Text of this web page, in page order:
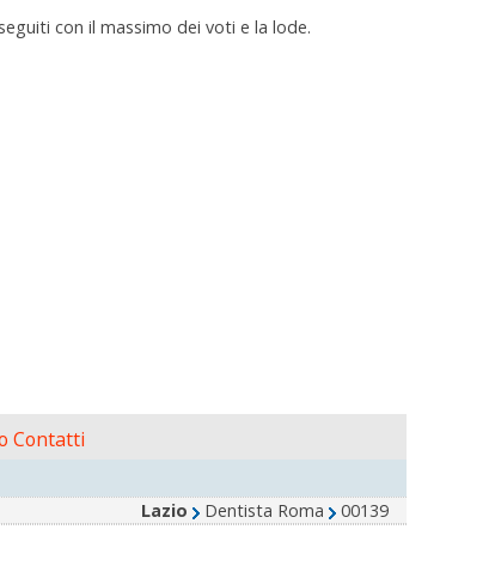
con il massimo dei voti e la lode.
Contatti
Lazio Dentista Roma 00139